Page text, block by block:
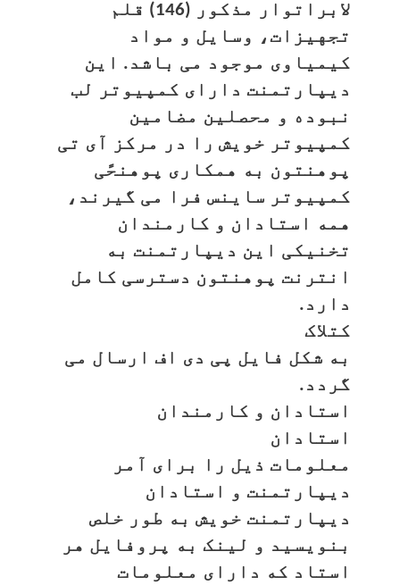
لابراتوار مذکور (146) قلم
تجهیزات، وسایل و مواد
کیمیاوی موجود می باشد. این
دیپارتمنت دارای کمپیوتر لب
نبوده و محصلین مضامین
کمپیوتر خویش را در مرکز آی تی
پوهنتون به همکاری پوهنحًی
کمپیوتر ساینس فرا می گیرند،
همه استادان و کارمندان
تخنیکی این دیپارتمنت به
انترنت پوهنتون دسترسی کامل
دارد.
کتلاک
به شکل فایل پی دی اف ارسال می
گردد.
استادان و کارمندان
استادان
معلومات ذیل را برای آمر
دیپارتمنت و استادان
دیپارتمنت خویش به طور خلص
بنویسید و لینک به پروفایل هر
استاد که دارای معلومات